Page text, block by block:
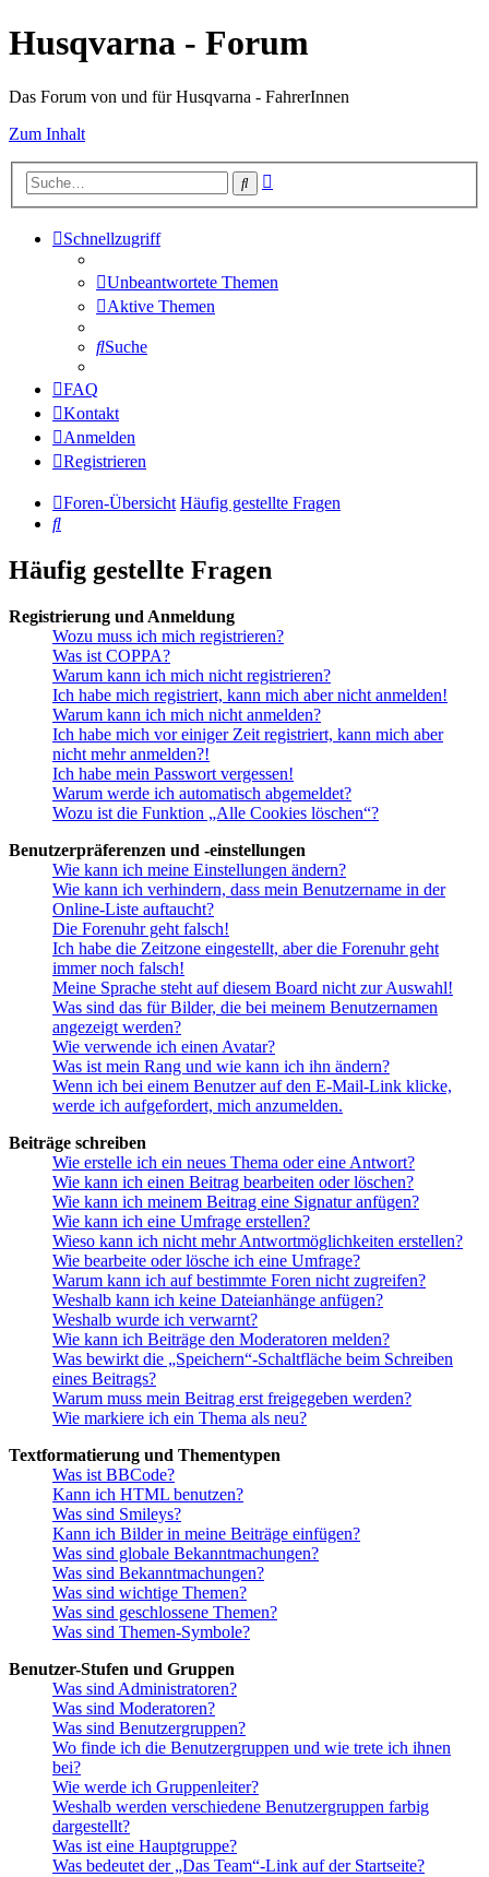
Husqvarna - Forum
Das Forum von und für Husqvarna - FahrerInnen
Zum Inhalt
Suche
Schnellzugriff
Unbeantwortete Themen
Aktive Themen
Suche
FAQ
Kontakt
Anmelden
Registrieren
Foren-Übersicht Häufig gestellte Fragen
Suche
Häufig gestellte Fragen
Registrierung und Anmeldung
Wozu muss ich mich registrieren?
Was ist COPPA?
Warum kann ich mich nicht registrieren?
Ich habe mich registriert, kann mich aber nicht anmelden!
Warum kann ich mich nicht anmelden?
Ich habe mich vor einiger Zeit registriert, kann mich aber
nicht mehr anmelden?!
Ich habe mein Passwort vergessen!
Warum werde ich automatisch abgemeldet?
Wozu ist die Funktion „Alle Cookies löschen“?
Benutzerpräferenzen und -einstellungen
Wie kann ich meine Einstellungen ändern?
Wie kann ich verhindern, dass mein Benutzername in der
Online-Liste auftaucht?
Die Forenuhr geht falsch!
Ich habe die Zeitzone eingestellt, aber die Forenuhr geht
immer noch falsch!
Meine Sprache steht auf diesem Board nicht zur Auswahl!
Was sind das für Bilder, die bei meinem Benutzernamen
angezeigt werden?
Wie verwende ich einen Avatar?
Was ist mein Rang und wie kann ich ihn ändern?
Wenn ich bei einem Benutzer auf den E-Mail-Link klicke,
werde ich aufgefordert, mich anzumelden.
Beiträge schreiben
Wie erstelle ich ein neues Thema oder eine Antwort?
Wie kann ich einen Beitrag bearbeiten oder löschen?
Wie kann ich meinem Beitrag eine Signatur anfügen?
Wie kann ich eine Umfrage erstellen?
Wieso kann ich nicht mehr Antwortmöglichkeiten erstellen?
Wie bearbeite oder lösche ich eine Umfrage?
Warum kann ich auf bestimmte Foren nicht zugreifen?
Weshalb kann ich keine Dateianhänge anfügen?
Weshalb wurde ich verwarnt?
Wie kann ich Beiträge den Moderatoren melden?
Was bewirkt die „Speichern“-Schaltfläche beim Schreiben
eines Beitrags?
Warum muss mein Beitrag erst freigegeben werden?
Wie markiere ich ein Thema als neu?
Textformatierung und Thementypen
Was ist BBCode?
Kann ich HTML benutzen?
Was sind Smileys?
Kann ich Bilder in meine Beiträge einfügen?
Was sind globale Bekanntmachungen?
Was sind Bekanntmachungen?
Was sind wichtige Themen?
Was sind geschlossene Themen?
Was sind Themen-Symbole?
Benutzer-Stufen und Gruppen
Was sind Administratoren?
Was sind Moderatoren?
Was sind Benutzergruppen?
Wo finde ich die Benutzergruppen und wie trete ich ihnen
bei?
Wie werde ich Gruppenleiter?
Weshalb werden verschiedene Benutzergruppen farbig
dargestellt?
Was ist eine Hauptgruppe?
Was bedeutet der „Das Team“-Link auf der Startseite?